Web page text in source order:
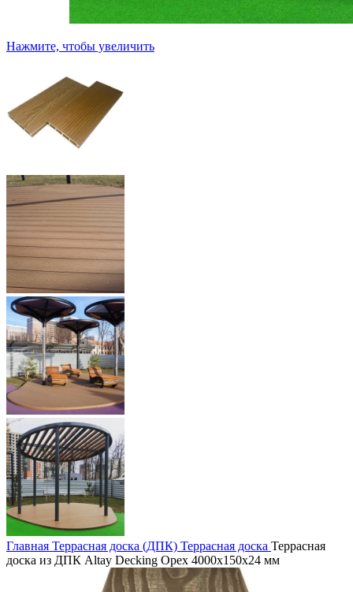
Нажмите, чтобы увеличить
Главная Террасная доска (ДПК) Террасная доска Террасная
доска из ДПК Altay Decking Орех 4000х150х24 мм